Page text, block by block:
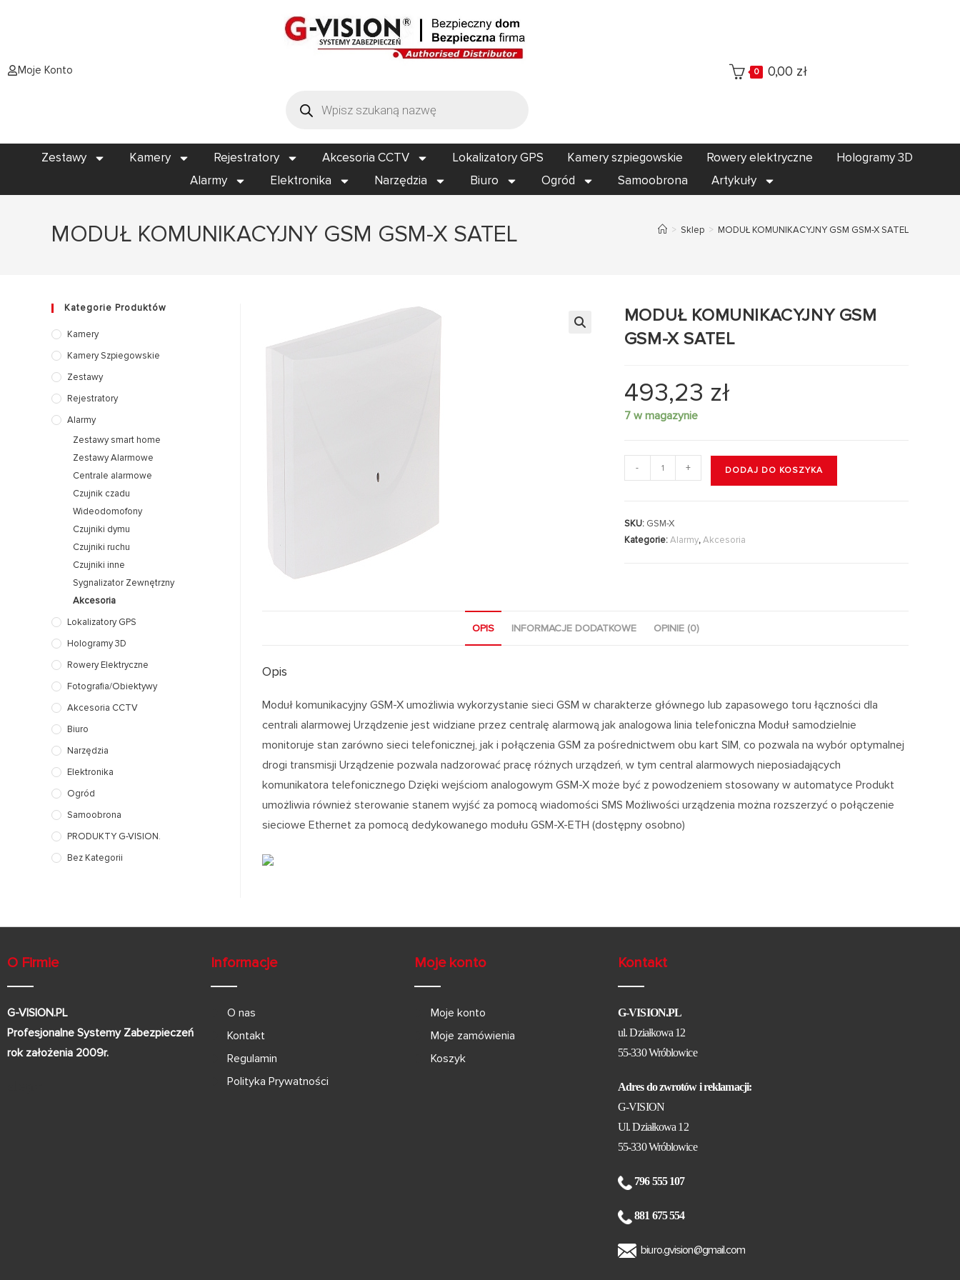
Moje Konto 0 0,00 zł
Zestawy Kamery Rejestratory Akcesoria CCTV Lokalizatory GPS Kamery szpiegowskie Rowery elektryczne
Hologramy 3D
Alarmy
Elektronika Narzędzia Biuro Ogród Samoobrona Artykuły
MODUŁ KOMUNIKACYJNY GSM GSM-X SATEL > Sklep > MODUŁ KOMUNIKACYJNY GSM GSM-X SATEL
MODUŁ KOMUNIKACYJNY GSM
GSM-X SATEL
493,23 zł
7 w magazynie
- + DODAJ DO KOSZYKA
SKU: GSM-X
Kategorie:Alarmy,Akcesoria
OPIS INFORMACJE DODATKOWE OPINIE (0)
Opis
Moduł komunikacyjny GSM-X umożliwia wykorzystanie sieci GSM w charakterze głównego lub zapasowego toru łączności dla
centrali alarmowej Urządzenie jest widziane przez centralę alarmową jak analogowa linia telefoniczna Moduł samodzielnie
monitoruje stan zarówno sieci telefonicznej, jak i połączenia GSM za pośrednictwem obu kart SIM, co pozwala na wybór optymalnej
drogi transmisji Urządzenie pozwala nadzorować pracę różnych urządzeń, w tym central alarmowych nieposiadających
komunikatora telefonicznego Dzięki wejściom analogowym GSM-X może być z powodzeniem stosowany w automatyce Produkt
umożliwia również sterowanie stanem wyjść za pomocą wiadomości SMS Możliwości urządzenia można rozszerzyć o połączenie
sieciowe Ethernet za pomocą dedykowanego modułu GSM-X-ETH (dostępny osobno)
Kategorie Produktów
Kamery
Kamery Szpiegowskie
Zestawy
Rejestratory
Alarmy
Zestawy smart home
Zestawy Alarmowe
Centrale alarmowe
Czujnik czadu
Wideodomofony
Czujniki dymu
Czujniki ruchu
Czujniki inne
Sygnalizator Zewnętrzny
Akcesoria
Lokalizatory GPS
Hologramy 3D
Rowery Elektryczne
Fotografia/Obiektywy
Akcesoria CCTV
Biuro
Narzędzia
Elektronika
Ogród
Samoobrona
PRODUKTY G-VISION.
Bez Kategorii
O Firmie
G-VISION.PL
Profesjonalne Systemy Zabezpieczeń
rok założenia 2009r.
Informacje
O nas
Kontakt
Regulamin
Polityka Prywatności
Moje konto
Moje konto
Moje zamówienia
Koszyk
Kontakt
G-VISION.PL
ul. Działkowa 12
55-330 Wróblowice
Adres do zwrotów i reklamacji:
G-VISION
Ul. Działkowa 12
55-330 Wróblowice
796 555 107
881 675 554
biuro.gvision@gmail.com